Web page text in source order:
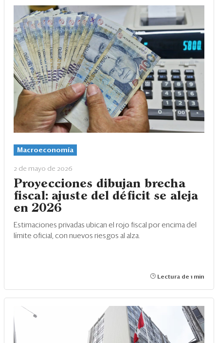
Macroeconomía
2 de mayo de 2026
Proyecciones dibujan brecha
fiscal: ajuste del déficit se aleja
en 2026
Estimaciones privadas ubican el rojo fiscal por encima del
límite oficial, con nuevos riesgos al alza.
Lectura de 1 min